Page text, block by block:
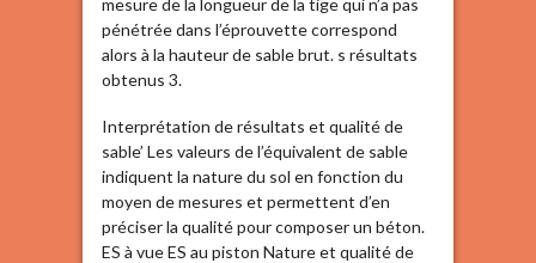
mesure de la longueur de la tige qui n’a pas
pénétrée dans l’éprouvette correspond
alors à la hauteur de sable brut. s résultats
obtenus 3.
Interprétation de résultats et qualité de
sable’ Les valeurs de l’équivalent de sable
indiquent la nature du sol en fonction du
moyen de mesures et permettent d’en
préciser la qualité pour composer un béton.
ES à vue ES au piston Nature et qualité de